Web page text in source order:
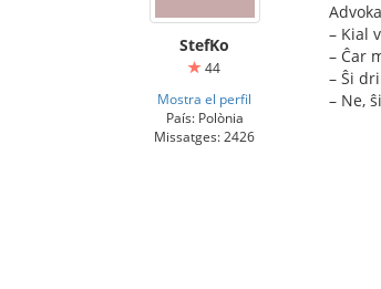
StefKo
44
Mostra el perfil
País: Polònia
Missatges: 2426
– Kial
– Ĉar
– Ŝi
– Ne,